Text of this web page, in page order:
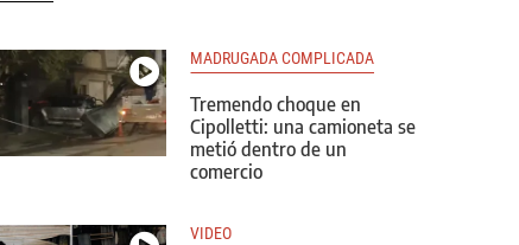
MADRUGADA COMPLICADA
Tremendo choque en
Cipolletti: una camioneta se
metió dentro de un
comercio
VIDEO